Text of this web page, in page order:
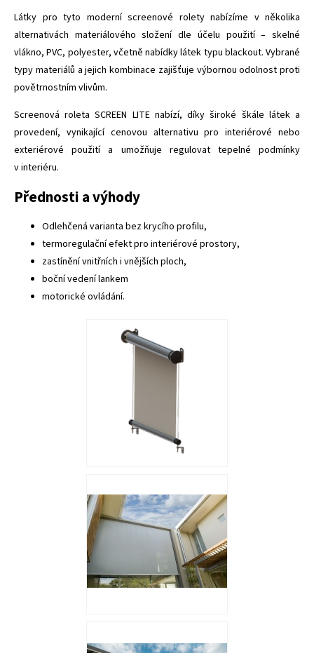
Látky pro tyto moderní screenové rolety nabízíme v několika
alternativách materiálového složení dle účelu použití – skelné
vlákno, PVC, polyester, včetně nabídky látek typu blackout. Vybrané
typy materiálů a jejich kombinace zajišťuje výbornou odolnost proti
povětrnostním vlivům.
Screenová roleta SCREEN LITE nabízí, díky široké škále látek a
provedení, vynikající cenovou alternativu pro interiérové nebo
exteriérové použití a umožňuje regulovat tepelné podmínky
v interiéru.
Přednosti a výhody
Odlehčená varianta bez krycího profilu,
termoregulační efekt pro interiérové prostory,
zastínění vnitřních i vnějších ploch,
boční vedení lankem
motorické ovládání.